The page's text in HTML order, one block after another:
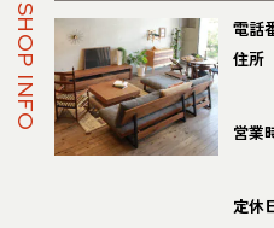
SHOP INFO 電話
住所
営業
定休